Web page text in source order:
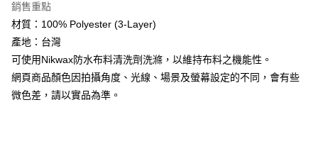
【關於「AFTEE先享後付」】
AFTEE先享後付是「在收到商品之後才付款」的支付方式。 讓您購物簡單
１．簡單：不需註冊會員、不需綁卡、不需儲值。
２．便利：只要手機號碼，簡訊認證，即可結帳。
３．安心：先確認商品／服務後，再付款。
【「AFTEE先享後付」結帳流程】
ATM付款
貨到付款
運送方式
全家取貨付款
銷售重點
材質：100% Polyester (3-Layer)
產地：台灣
可使用Nikwax防水布料清洗劑洗滌，以維持布料之機能性。
網頁商品顏色因拍攝角度、光線、場景及螢幕設定的不同，會有些
微色差，請以實品為準。